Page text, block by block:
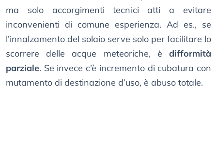
ma solo accorgimenti tecnici atti a evitare
inconvenienti di comune esperienza. Ad es., se
l’innalzamento del solaio serve solo per facilitare lo
scorrere delle acque meteoriche, è difformità
parziale. Se invece c’è incremento di cubatura con
mutamento di destinazione d’uso, è abuso totale.